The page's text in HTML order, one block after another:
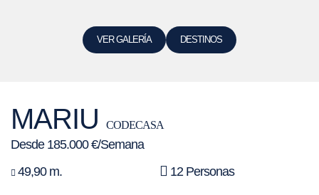
VER GALERÍA DESTINOS
MARIU CODECASA
Desde 185.000 €/Semana
49,90 m.
12 Personas